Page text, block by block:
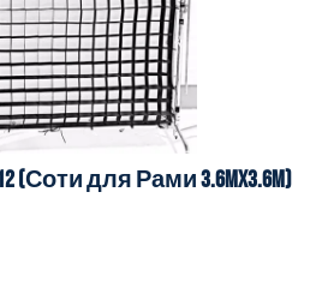
(Соти для Рами 3.6mx3.6m)